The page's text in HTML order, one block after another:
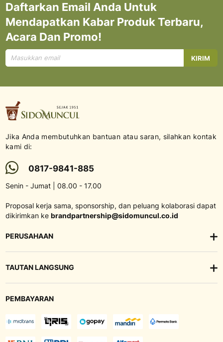
Daftarkan Email Anda Untuk
Mendapatkan Kabar Produk Terbaru,
Acara Dan Promo!
Mendaftar
untuk
KIRIM
Jika Anda membutuhkan bantuan atau saran, silahkan kontak
kami di:
0817-9841-885
Senin - Jumat | 08.00 - 17.00
Proposal kerja sama, sponsorship, dan peluang kolaborasi dapat
dikirimkan ke brandpartnership@sidomuncul.co.id
PERUSAHAAN
TAUTAN LANGSUNG
PEMBAYARAN